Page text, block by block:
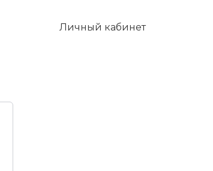
Личный кабинет